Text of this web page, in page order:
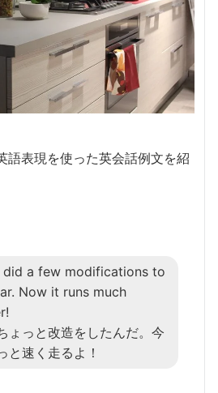
語表現を使った英会話例文を紹
did a few modifications to
Now it runs much
ょっと改造をしたんだ。今
と速く走るよ！